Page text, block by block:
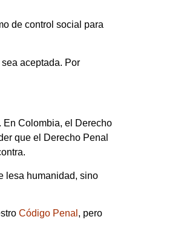
de control social para
aceptada. Por
En Colombia, el Derecho
que el Derecho Penal
lesa humanidad, sino
Código Penal , pero